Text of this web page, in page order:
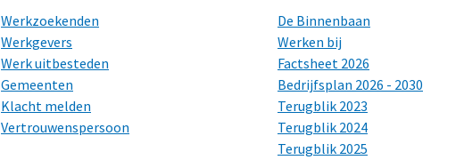
Werkzoekenden
Werkgevers
Werk uitbesteden
Gemeenten
Klacht melden
Vertrouwenspersoon
De Binnenbaan
Werken bij
Factsheet 2026
Bedrijfsplan 2026 - 2030
Terugblik 2023
Terugblik 2024
Terugblik 2025